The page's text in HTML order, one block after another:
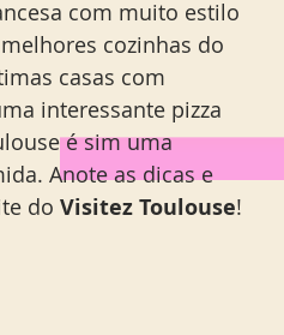
com muito estilo
cozinhas do
casas com
interessante pizza
é sim uma
Anote as dicas e
do Visitez Toulouse!